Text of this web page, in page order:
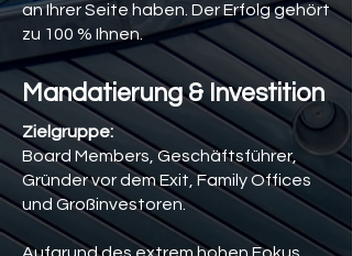
an Ihrer Seite haben. Der Erfolg gehört
zu 100 % Ihnen.
Mandatierung & Investition
Zielgruppe:
Board Members, Geschäftsführer,
Gründer vor dem Exit, Family Offices
und Großinvestoren.